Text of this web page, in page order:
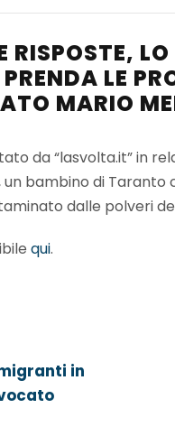
RISPOSTE,
LE
MARIO
da “lasvolta.it” in
un bambino di
dalle polveri
qui.
in